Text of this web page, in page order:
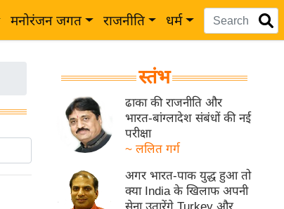
मनोरंजन जगत राजनीति धर्म
स्तंभ
ढाका की राजनीति और
भारत-बांग्लादेश संबंधों की नई
परीक्षा
~ ललित गर्ग
अगर भारत-पाक युद्ध हुआ तो
क्या India के खिलाफ अपनी